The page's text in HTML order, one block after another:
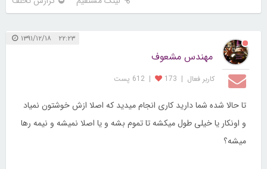
۲۲:۲۳ ۱۳۹۱/۱۲/۱۸
مهندس مشعوف
کاربر فعال |
173
| 612 پست
تا حالا شده شما دارید کاری انجام میدید که اصلا ازش خوشتون نمیاد
و اونکار یا خیلی طول میکشه تا تموم بشه و یا اصلا نمیشه و نیمه رها
میشه؟